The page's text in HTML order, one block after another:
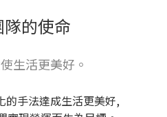
的使命
生活更美好。
的手法達成生活更美好,